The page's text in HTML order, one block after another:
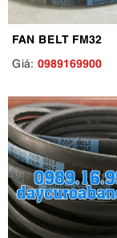
FAN BELT FM32
Giá: 0989169900